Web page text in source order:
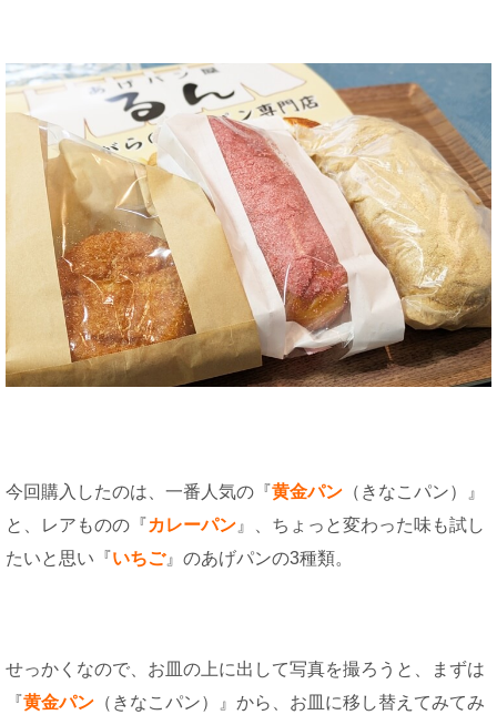
今回購入したのは、一番人気の『黄金パン （きなこパン）』
と、レアものの『カレーパン 』、ちょっと変わった味も試し
たいと思い『いちご』のあげパンの3種類。
せっかくなので、お皿の上に出して写真を撮ろうと、まずは
『黄金パン （きなこパン）』から、お皿に移し替えてみてみ